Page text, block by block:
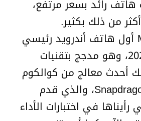
هاتف رائد بسعر مرتفع،
من ذلك بكثير.
يعد Magic 8 Pro أول هاتف أندرويد رئيسي
من هونر لعام 2026، وهو مدجج بتقنيات
أحدث معالج من كوالكوم
Snapdragon 8 Elite Gen 5، والذي قدم
رأيناها في اختبارات الأداء